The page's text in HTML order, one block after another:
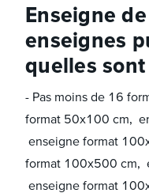
Enseigne
enseignes
quelles
- Pas moins de 16
format 50x100 cm,
enseigne format
format 100x500 cm,
enseigne format